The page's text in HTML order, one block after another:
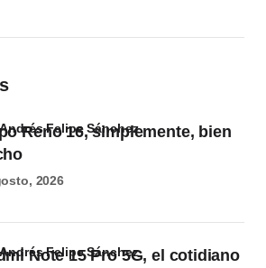
Reno 16, simplemente, bien
Andrés Felipe Sánchez
2026
Note 15 Pro 5G, el cotidiano
Andrés Felipe Sánchez